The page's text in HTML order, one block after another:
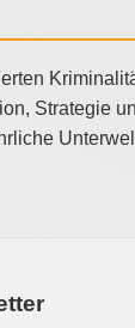
Strategie